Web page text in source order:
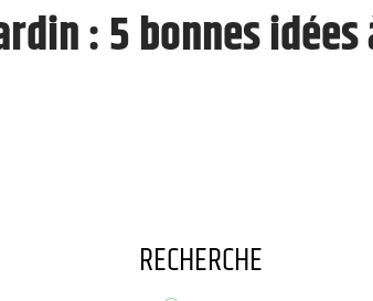
: 5 bonnes idées
RECHERCHE